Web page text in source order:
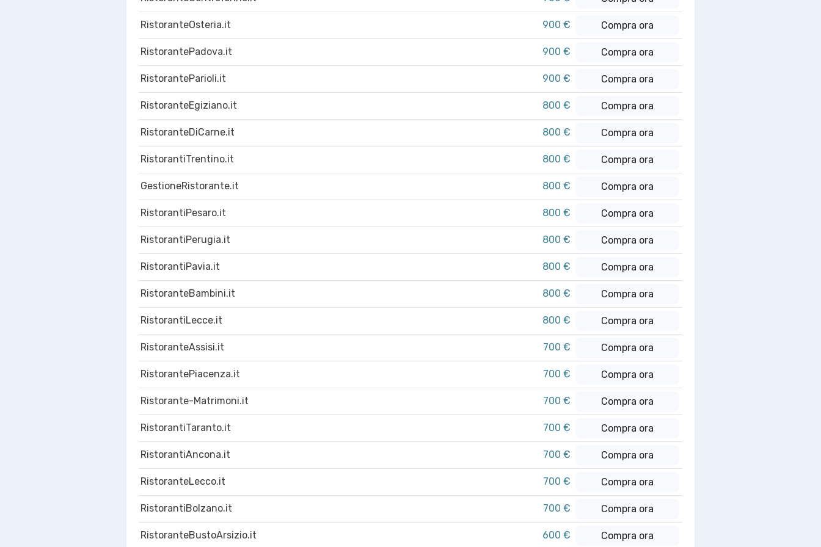
RistoranteOsteria.it 900 € Compra ora
RistorantePadova.it 900 € Compra ora
RistoranteParioli.it 900 € Compra ora
RistoranteEgiziano.it 800 € Compra ora
RistoranteDiCarne.it 800 € Compra ora
RistorantiTrentino.it 800 € Compra ora
GestioneRistorante.it 800 € Compra ora
RistorantiPesaro.it 800 € Compra ora
RistorantiPerugia.it 800 € Compra ora
RistorantiPavia.it 800 € Compra ora
RistoranteBambini.it 800 € Compra ora
RistorantiLecce.it 800 € Compra ora
RistoranteAssisi.it 700 € Compra ora
RistorantePiacenza.it 700 € Compra ora
Ristorante-Matrimoni.it 700 € Compra ora
RistorantiTaranto.it 700 € Compra ora
RistorantiAncona.it 700 € Compra ora
RistoranteLecco.it 700 € Compra ora
RistorantiBolzano.it 700 € Compra ora
RistoranteBustoArsizio.it 600 € Compra ora